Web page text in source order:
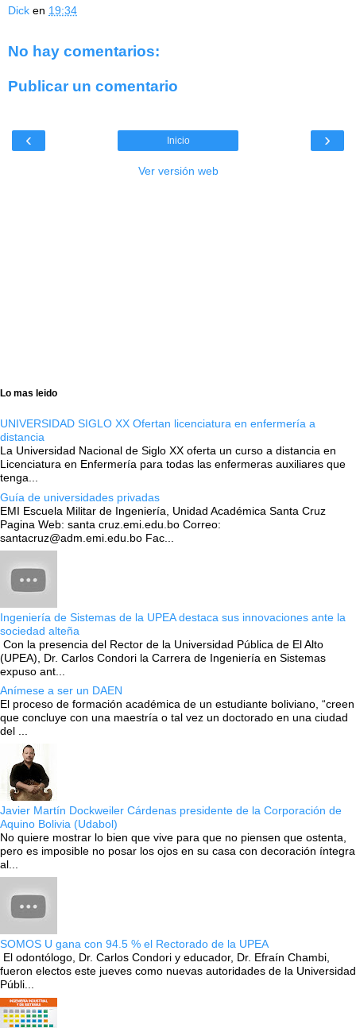
Dick en 19:34
No hay comentarios:
Publicar un comentario
‹ ›
Inicio
Ver versión web
Lo mas leido
UNIVERSIDAD SIGLO XX Ofertan licenciatura en enfermería a
distancia
La Universidad Nacional de Siglo XX oferta un curso a distancia en
Licenciatura en Enfermería para todas las enfermeras auxiliares que
tenga...
Guía de universidades privadas
EMI Escuela Militar de Ingeniería, Unidad Académica Santa Cruz
Pagina Web: santa cruz.emi.edu.bo Correo:
santacruz@adm.emi.edu.bo Fac...
Ingeniería de Sistemas de la UPEA destaca sus innovaciones ante la
sociedad alteña
Con la presencia del Rector de la Universidad Pública de El Alto
(UPEA), Dr. Carlos Condori la Carrera de Ingeniería en Sistemas
expuso ant...
Anímese a ser un DAEN
El proceso de formación académica de un estudiante boliviano, “creen
que concluye con una maestría o tal vez un doctorado en una ciudad
del ...
Javier Martín Dockweiler Cárdenas presidente de la Corporación de
Aquino Bolivia (Udabol)
No quiere mostrar lo bien que vive para que no piensen que ostenta,
pero es imposible no posar los ojos en su casa con decoración íntegra
al...
SOMOS U gana con 94.5 % el Rectorado de la UPEA
El odontólogo, Dr. Carlos Condori y educador, Dr. Efraín Chambi,
fueron electos este jueves como nuevas autoridades de la Universidad
Públi...